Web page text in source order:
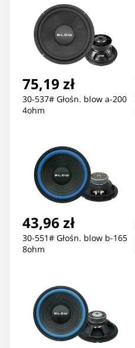
75,19 zł
30-537# Głośn. blow a-200
4ohm
43,96 zł
30-551# Głośn. blow b-165
8ohm